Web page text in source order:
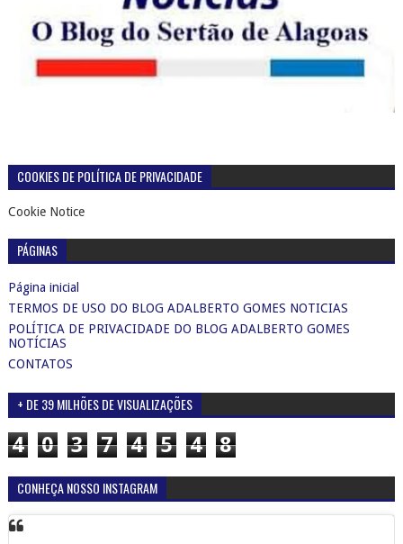
COOKIES DE POLÍTICA DE PRIVACIDADE
Cookie Notice
PÁGINAS
Página inicial
TERMOS DE USO DO BLOG ADALBERTO GOMES NOTICIAS
POLÍTICA DE PRIVACIDADE DO BLOG ADALBERTO GOMES
NOTÍCIAS
CONTATOS
+ DE 39 MILHÕES DE VISUALIZAÇÕES
4 0 3 7 4 5 4 8
CONHEÇA NOSSO INSTAGRAM